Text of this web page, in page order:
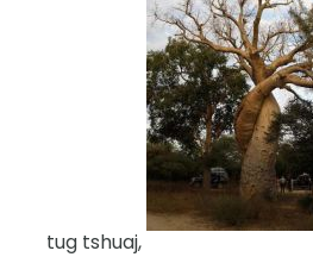
tug tshuaj,